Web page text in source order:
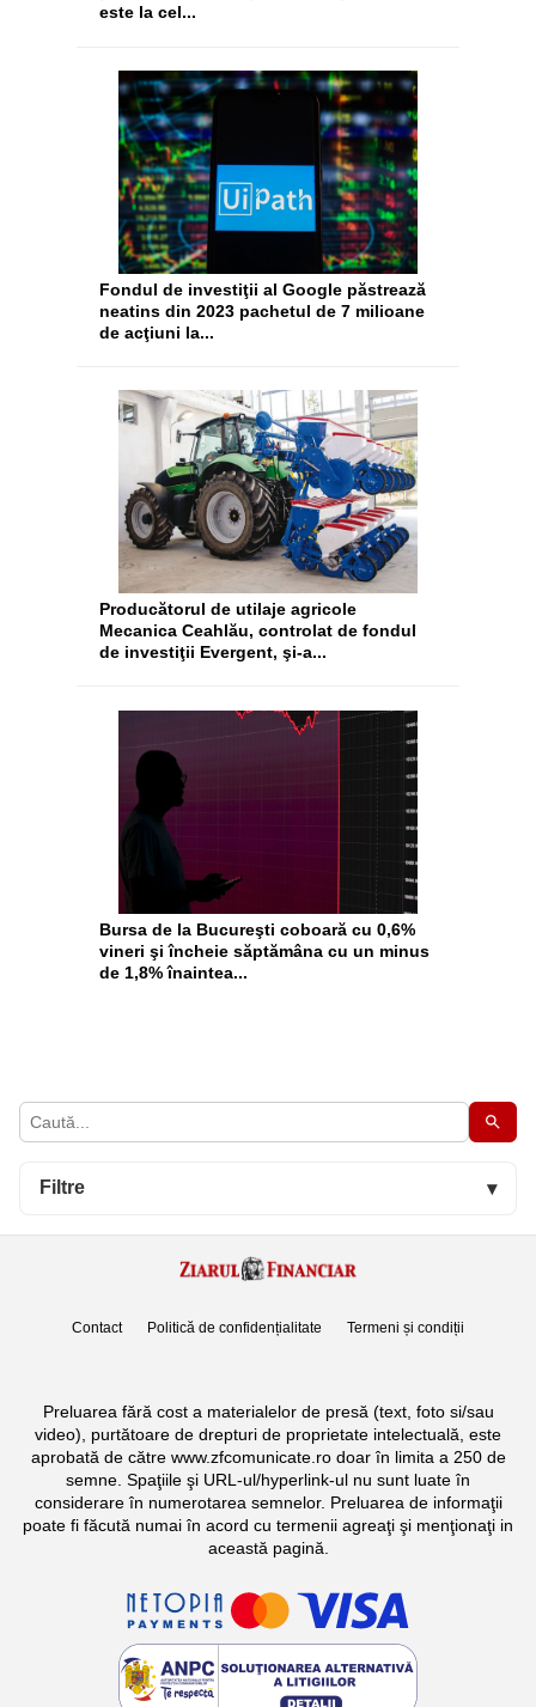
Filtre ▾
este la cel...
Fondul de investiţii al Google păstrează
neatins din 2023 pachetul de 7 milioane
de acţiuni la...
Producătorul de utilaje agricole
Mecanica Ceahlău, controlat de fondul
de investiţii Evergent, şi-a...
Bursa de la Bucureşti coboară cu 0,6%
vineri şi încheie săptămâna cu un minus
de 1,8% înaintea...
Contact Politică de confidențialitate Termeni și condiții
Preluarea fără cost a materialelor de presă (text, foto si/sau
video), purtătoare de drepturi de proprietate intelectuală, este
aprobată de către www.zfcomunicate.ro doar în limita a 250 de
semne. Spaţiile şi URL-ul/hyperlink-ul nu sunt luate în
considerare în numerotarea semnelor. Preluarea de informaţii
poate fi făcută numai în acord cu termenii agreaţi şi menţionaţi in
această pagină.